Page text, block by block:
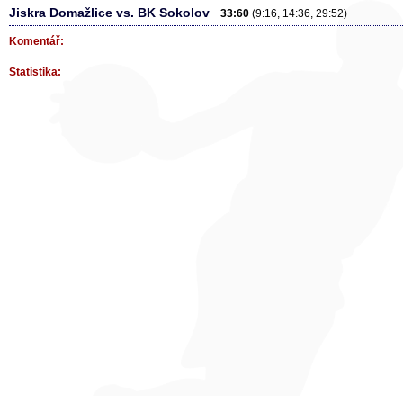
Jiskra Domažlice vs. BK Sokolov 33:60 (9:16, 14:36, 29:52)
Komentář:
Statistika: